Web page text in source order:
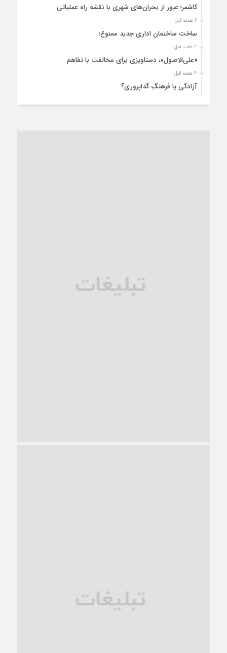
کاشمر؛ عبور از بحران‌های شهری با نقشه راه عملیاتی
2 هفته قبل
ساخت ساختمان اداری جدید ممنوع؛
3 هفته قبل
«علی‌الاصول»، دستاویزی برای مخالفت با تفاهم
3 هفته قبل
آزادگی یا فرهنگِ گداپروری؟
ترجیح عقلانیت ایرانی بر دیدگاه‌های آخرالزمانی